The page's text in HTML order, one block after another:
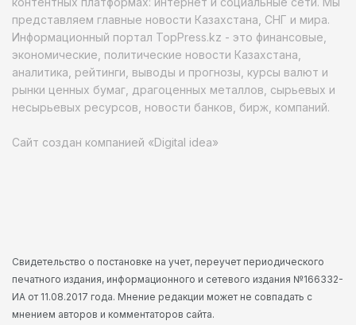
представляем главные новости Казахстана, СНГ и мира.
Информационный портал TopPress.kz - это финансовые,
экономические, политические новости Казахстана,
аналитика, рейтинги, выводы и прогнозы, курсы валют и
рынки ценных бумаг, драгоценных металлов, сырьевых и
несырьевых ресурсов, новости банков, бирж, компаний.
Сайт создан компанией «Digital idea»
Свидетельство о постановке на учет, переучет периодического
печатного издания, информационного и сетевого издания №166332-
ИА от 11.08.2017 года. Мнение редакции может не совпадать с
мнением авторов и комментаторов сайта.